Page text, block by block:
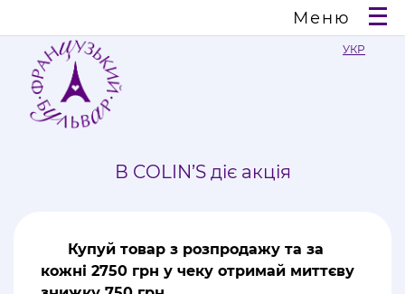
Меню
УКР
В COLIN’S діє акція
Купуй товар з розпродажу та за
кожні 2750 грн у чеку отримай миттєву